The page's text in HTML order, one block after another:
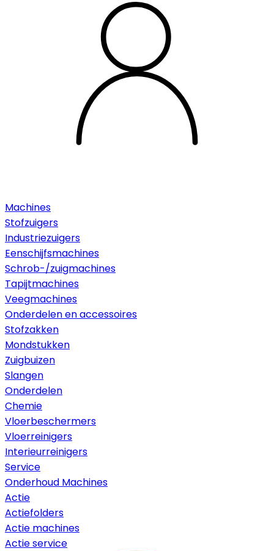
Machines
Stofzuigers
Industriezuigers
Eenschijfsmachines
Schrob-/zuigmachines
Tapijtmachines
Veegmachines
Onderdelen en accessoires
Stofzakken
Mondstukken
Zuigbuizen
Slangen
Onderdelen
Chemie
Vloerbeschermers
Vloerreinigers
Interieurreinigers
Service
Onderhoud Machines
Actie
Actiefolders
Actie machines
Actie service